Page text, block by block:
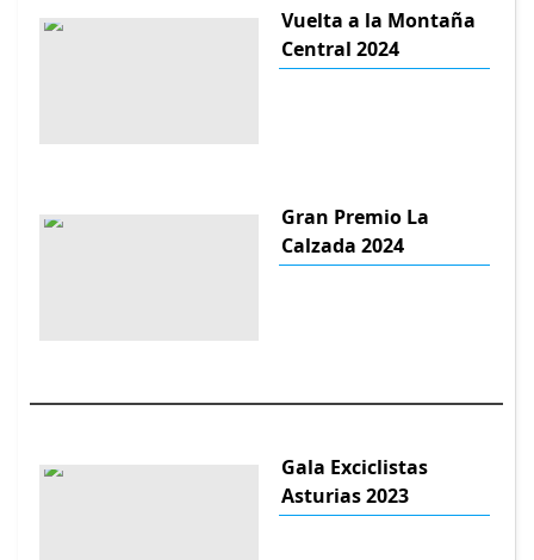
Vuelta a la Montaña
Central 2024
Gran Premio La
Calzada 2024
Gala Exciclistas
Asturias 2023